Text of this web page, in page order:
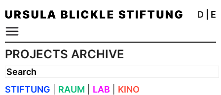
D E
PROJECTS ARCHIVE
STIFTUNG RAUM LAB
KINO